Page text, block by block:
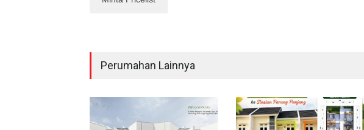
Perumahan Lainnya